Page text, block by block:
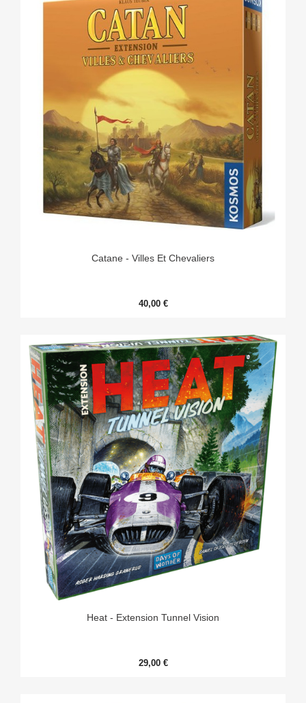
Catane - Villes Et Chevaliers
40,00 €
Heat - Extension Tunnel Vision
29,00 €